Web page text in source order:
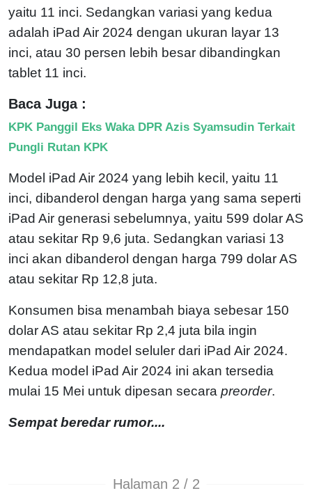
yaitu 11 inci. Sedangkan variasi yang kedua
adalah iPad Air 2024 dengan ukuran layar 13
inci, atau 30 persen lebih besar dibandingkan
tablet 11 inci.
Baca Juga :
KPK Panggil Eks Waka DPR Azis Syamsudin Terkait
Pungli Rutan KPK
Model iPad Air 2024 yang lebih kecil, yaitu 11
inci, dibanderol dengan harga yang sama seperti
iPad Air generasi sebelumnya, yaitu 599 dolar AS
atau sekitar Rp 9,6 juta. Sedangkan variasi 13
inci akan dibanderol dengan harga 799 dolar AS
atau sekitar Rp 12,8 juta.
Konsumen bisa menambah biaya sebesar 150
dolar AS atau sekitar Rp 2,4 juta bila ingin
mendapatkan model seluler dari iPad Air 2024.
Kedua model iPad Air 2024 ini akan tersedia
mulai 15 Mei untuk dipesan secara preorder.
Sempat beredar rumor....
Halaman 2 / 2